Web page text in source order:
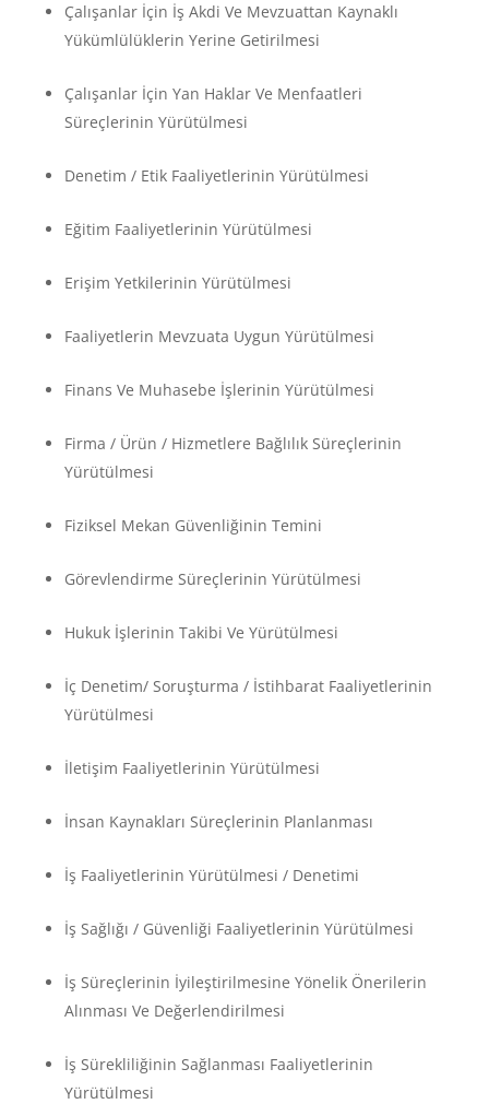
Çalışanlar İçin İş Akdi Ve Mevzuattan Kaynaklı
Yükümlülüklerin Yerine Getirilmesi
Çalışanlar İçin Yan Haklar Ve Menfaatleri
Süreçlerinin Yürütülmesi
Denetim / Etik Faaliyetlerinin Yürütülmesi
Eğitim Faaliyetlerinin Yürütülmesi
Erişim Yetkilerinin Yürütülmesi
Faaliyetlerin Mevzuata Uygun Yürütülmesi
Finans Ve Muhasebe İşlerinin Yürütülmesi
Firma / Ürün / Hizmetlere Bağlılık Süreçlerinin
Yürütülmesi
Fiziksel Mekan Güvenliğinin Temini
Görevlendirme Süreçlerinin Yürütülmesi
Hukuk İşlerinin Takibi Ve Yürütülmesi
İç Denetim/ Soruşturma / İstihbarat Faaliyetlerinin
Yürütülmesi
İletişim Faaliyetlerinin Yürütülmesi
İnsan Kaynakları Süreçlerinin Planlanması
İş Faaliyetlerinin Yürütülmesi / Denetimi
İş Sağlığı / Güvenliği Faaliyetlerinin Yürütülmesi
İş Süreçlerinin İyileştirilmesine Yönelik Önerilerin
Alınması Ve Değerlendirilmesi
İş Sürekliliğinin Sağlanması Faaliyetlerinin
Yürütülmesi